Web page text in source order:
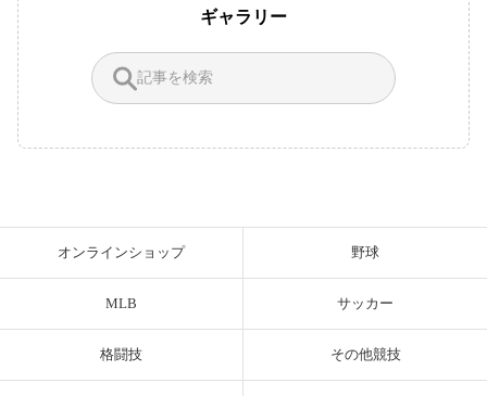
ギャラリー
オンラインショップ 野球
MLB サッカー
格闘技 その他競技